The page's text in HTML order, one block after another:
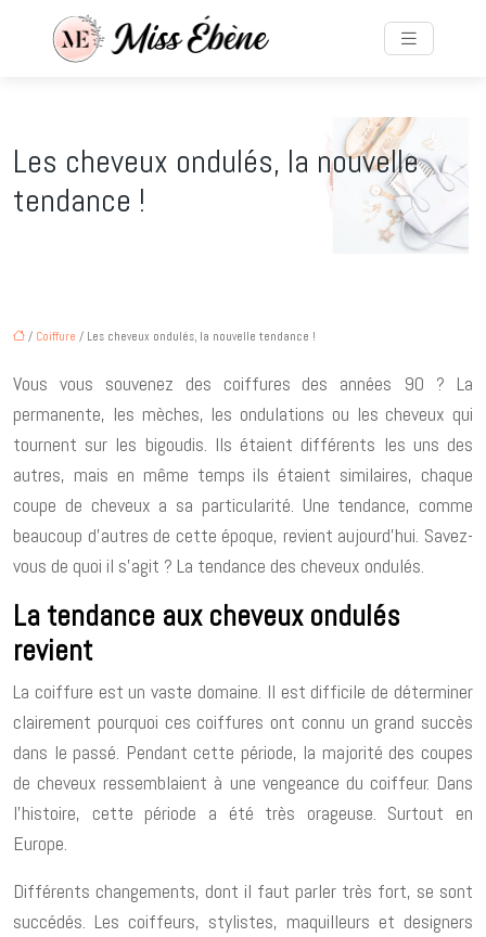
Les cheveux ondulés, la nouvelle
tendance !
/ Coiffure / Les cheveux ondulés, la nouvelle tendance !
Vous vous souvenez des coiffures des années 90 ? La
permanente, les mèches, les ondulations ou les cheveux qui
tournent sur les bigoudis. Ils étaient différents les uns des
autres, mais en même temps ils étaient similaires, chaque
coupe de cheveux a sa particularité. Une tendance, comme
beaucoup d’autres de cette époque, revient aujourd’hui. Savez-
vous de quoi il s’agit ? La tendance des cheveux ondulés.
La tendance aux cheveux ondulés
revient
La coiffure est un vaste domaine. Il est difficile de déterminer
clairement pourquoi ces coiffures ont connu un grand succès
dans le passé. Pendant cette période, la majorité des coupes
de cheveux ressemblaient à une vengeance du coiffeur. Dans
l’histoire, cette période a été très orageuse. Surtout en
Europe.
Différents changements, dont il faut parler très fort, se sont
succédés. Les coiffeurs, stylistes, maquilleurs et designers